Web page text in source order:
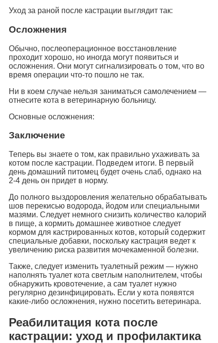
Уход за раной после кастрации выглядит так:
Осложнения
Обычно, послеоперационное восстановление
проходит хорошо, но иногда могут появиться и
осложнения. Они могут сигнализировать о том, что во
время операции что-то пошло не так.
Ни в коем случае нельзя заниматься самолечением —
отнесите кота в ветеринарную больницу.
Основные осложнения:
Заключение
Теперь вы знаете о том, как правильно ухаживать за
котом после кастрации. Подведем итоги. В первый
день домашний питомец будет очень слаб, однако на
2-4 день он придет в норму.
До полного выздоровления желательно обрабатывать
шов перекисью водорода, йодом или специальными
мазями. Следует немного снизить количество калорий
в пище, а кормить домашнее животное следует
кормом для кастрированных котов, который содержит
специальные добавки, поскольку кастрация ведет к
увеличению риска развития мочекаменной болезни.
Также, следует изменить туалетный режим — нужно
наполнять туалет кота светлым наполнителем, чтобы
обнаружить кровотечение, а сам туалет нужно
регулярно дезинфицировать. Если у кота появятся
какие-либо осложнения, нужно посетить ветеринара.
Реабилитация кота после
кастрации: уход и профилактика